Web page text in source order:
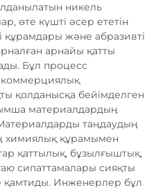
никель
өте күшті әсер ететін
құрамдары және абразивті
арнайы қатты
Бұл процесс
коммерциялық
қолданысқа бейімделген
материалдардың
таңдаудың
химиялық құрамымен
қаттылық, бұзылғыштық,
сипаттамалары сияқты
қамтиды. Инженерлер бұл